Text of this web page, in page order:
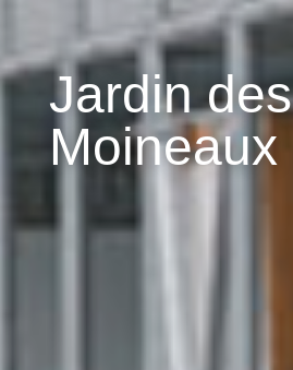
Jardin des
Moineaux